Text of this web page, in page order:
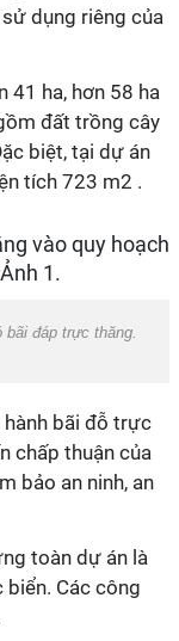
dụng riêng của
41 ha, hơn 58 ha
đất trồng cây
biệt, tại dự án
tích 723 m2 .
đáp trực thăng.
hành bãi đỗ trực
chấp thuận của
bảo an ninh, an
toàn dự án là
Các công